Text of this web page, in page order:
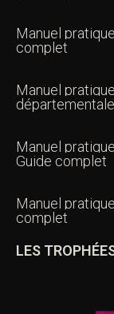
Manuel
complet
Manuel
Manuel
Guide complet
Manuel
complet
LES